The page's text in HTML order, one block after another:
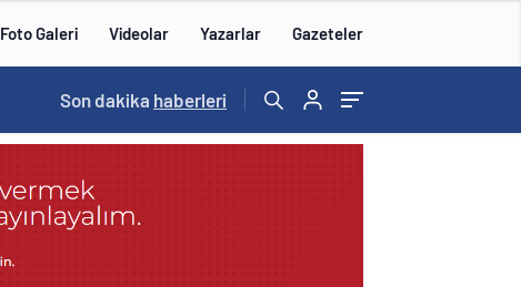
Foto Galeri Videolar Yazarlar Gazeteler
14:57 /
Son dakika haberleri